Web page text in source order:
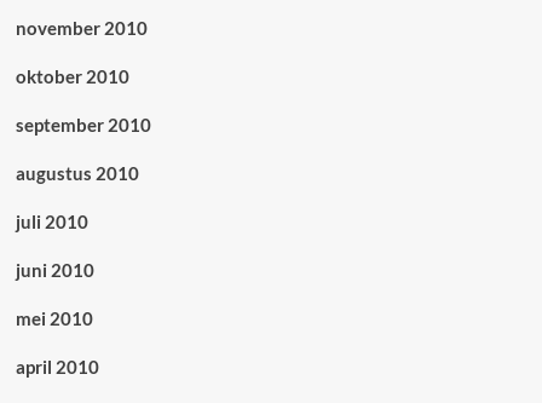
november 2010
oktober 2010
september 2010
augustus 2010
juli 2010
juni 2010
mei 2010
april 2010